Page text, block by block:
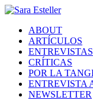
ABOUT
ARTÍCULOS
ENTREVISTAS
CRÍTICAS
POR LA
ENTREVISTA
NEWSLETTER